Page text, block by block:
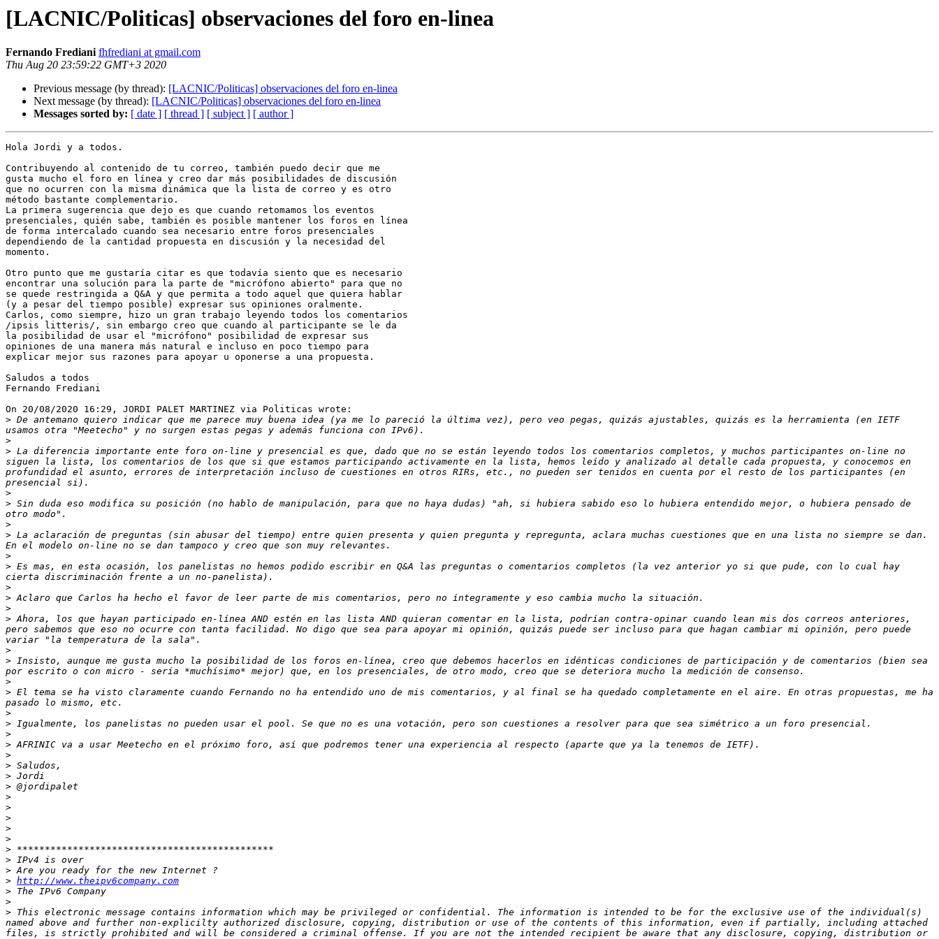
[LACNIC/Politicas] observaciones del foro en-linea
Fernando Frediani fhfrediani at gmail.com
Thu Aug 20 23:59:22 GMT+3 2020
Previous message (by thread): [LACNIC/Politicas] observaciones del foro en-linea
Next message (by thread): [LACNIC/Politicas] observaciones del foro en-linea
Messages sorted by: [ date ] [ thread ] [ subject ] [ author ]
Hola Jordi y a todos.
Contribuyendo al contenido de tu correo, también puedo decir que me
gusta mucho el foro en línea y creo dar más posibilidades de discusión
que no ocurren con la misma dinámica que la lista de correo y es otro
método bastante complementario.
La primera sugerencia que dejo es que cuando retomamos los eventos
presenciales, quién sabe, también es posible mantener los foros en línea
de forma intercalado cuando sea necesario entre foros presenciales
dependiendo de la cantidad propuesta en discusión y la necesidad del
momento.
Otro punto que me gustaría citar es que todavía siento que es necesario
encontrar una solución para la parte de "micrófono abierto" para que no
se quede restringida a Q&A y que permita a todo aquel que quiera hablar
(y a pesar del tiempo posible) expresar sus opiniones oralmente.
Carlos, como siempre, hizo un gran trabajo leyendo todos los comentarios
/ipsis litteris/, sin embargo creo que cuando al participante se le da
la posibilidad de usar el "micrófono" posibilidad de expresar sus
opiniones de una manera más natural e incluso en poco tiempo para
explicar mejor sus razones para apoyar u oponerse a una propuesta.
Saludos a todos
Fernando Frediani
On 20/08/2020 16:29, JORDI PALET MARTINEZ via Politicas wrote:
> De antemano quiero indicar que me parece muy buena idea (ya me lo pareció la última vez), pero veo pegas, quizás ajustables, quizás es la herramienta (en IETF
>
> ﻿La diferencia importante ente foro on-line y presencial es que, dado que no se están leyendo todos los comentarios completos, y muchos participantes on-line no
siguen la lista, los comentarios de los que si que estamos participando activamente en la lista, hemos leído y analizado al detalle cada propuesta, y conocemos en
profundidad el asunto, errores de interpretación incluso de cuestiones en otros RIRs, etc., no pueden ser tenidos en cuenta por el resto de los participantes (en
>
> Sin duda eso modifica su posición (no hablo de manipulación, para que no haya dudas) "ah, si hubiera sabido eso lo hubiera entendido mejor, o hubiera pensado de
>
> La aclaración de preguntas (sin abusar del tiempo) entre quien presenta y quien pregunta y repregunta, aclara muchas cuestiones que en una lista no siempre se dan.
>
> Es mas, en esta ocasión, los panelistas no hemos podido escribir en Q&A las preguntas o comentarios completos (la vez anterior yo si que pude, con lo cual hay
>
>
>
> Ahora, los que hayan participado en-línea AND estén en las lista AND quieran comentar en la lista, podrían contra-opinar cuando lean mis dos correos anteriores,
pero sabemos que eso no ocurre con tanta facilidad. No digo que sea para apoyar mi opinión, quizás puede ser incluso para que hagan cambiar mi opinión, pero puede
>
> Insisto, aunque me gusta mucho la posibilidad de los foros en-línea, creo que debemos hacerlos en idénticas condiciones de participación y de comentarios (bien sea
>
> El tema se ha visto claramente cuando Fernando no ha entendido uno de mis comentarios, y al final se ha quedado completamente en el aire. En otras propuestas, me ha
>
>
>
>
>
>
>
>
>
>
>
>
>
>
>
>
> http://www.theipv6company.com
>
>
> This electronic message contains information which may be privileged or confidential. The information is intended to be for the exclusive use of the individual(s)
named above and further non-explicilty authorized disclosure, copying, distribution or use of the contents of this information, even if partially, including attached
files, is strictly prohibited and will be considered a criminal offense. If you are not the intended recipient be aware that any disclosure, copying, distribution or